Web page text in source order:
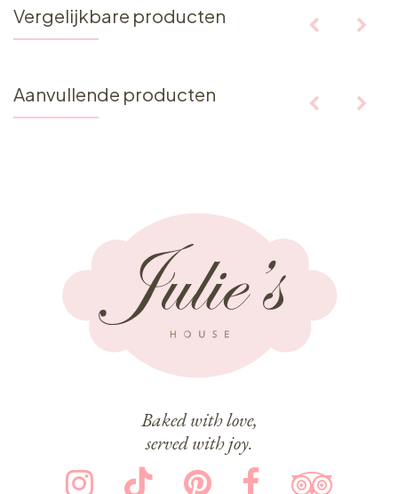
Vergelijkbare producten
Aanvullende producten
Baked with love,
served with joy.